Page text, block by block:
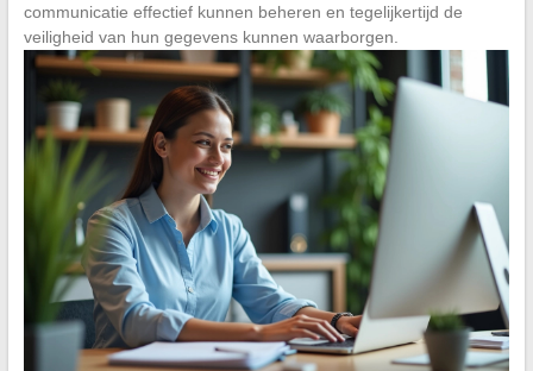
communicatie effectief kunnen beheren en tegelijkertijd de
veiligheid van hun gegevens kunnen waarborgen.